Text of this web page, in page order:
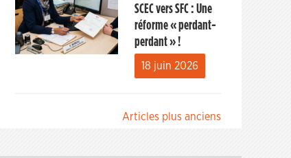
SCEC vers SFC : Une
réforme « perdant-
perdant » !
18 juin 2026
Articles plus anciens